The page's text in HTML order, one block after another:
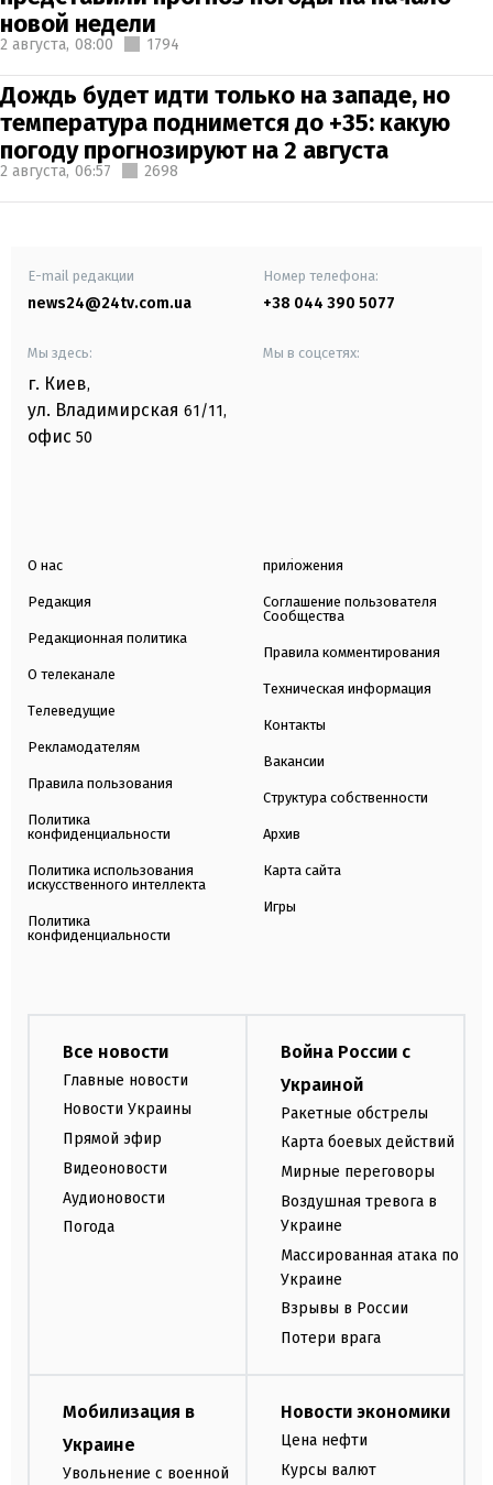
новой недели
2 августа, 08:00 1794
Дождь будет идти только на западе, но
температура поднимется до +35: какую
погоду прогнозируют на 2 августа
2 августа, 06:57 2698
E-mail редакции
news24@24tv.com.ua
Номер телефона:
+38 044 390 5077
Мы здесь:
г. Киев,
ул. Владимирская 61/11,
офис 50
Мы в соцсетях:
О нас
Редакция
Редакционная политика
О телеканале
Телеведущие
Рекламодателям
Правила пользования
Политика
конфиденциальности
Политика использования
искусственного интеллекта
Политика
конфиденциальности
приложения
Соглашение пользователя
Сообщества
Правила комментирования
Техническая информация
Контакты
Вакансии
Структура собственности
Архив
Карта сайта
Игры
Все новости
Главные новости
Новости Украины
Прямой эфир
Видеоновости
Аудионовости
Погода
Война России с
Украиной
Ракетные обстрелы
Карта боевых действий
Мирные переговоры
Воздушная тревога в
Украине
Массированная атака по
Украине
Взрывы в России
Потери врага
Мобилизация в
Украине
Увольнение с военной
Новости экономики
Цена нефти
Курсы валют